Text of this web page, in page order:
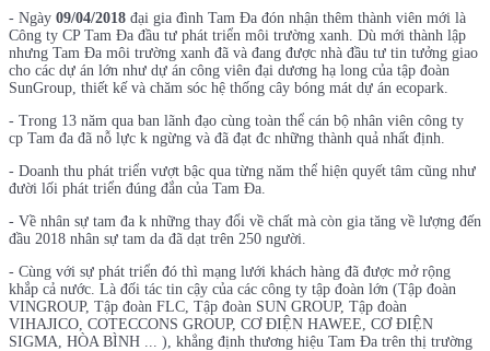
- Ngày 09/04/2018 đại gia đình Tam Đa đón nhận thêm thành viên mới là
Công ty CP Tam Đa đầu tư phát triển môi trường xanh. Dù mới thành lập
nhưng Tam Đa môi trường xanh đã và đang được nhà đầu tư tin tưởng giao
cho các dự án lớn như dự án công viên đại dương hạ long của tập đoàn
SunGroup, thiết kế và chăm sóc hệ thống cây bóng mát dự án ecopark.
- Trong 13 năm qua ban lãnh đạo cùng toàn thể cán bộ nhân viên công ty
cp Tam đa đã nỗ lực k ngừng và đã đạt đc những thành quả nhất định.
- Doanh thu phát triển vượt bậc qua từng năm thể hiện quyết tâm cũng như
đười lối phát triển đúng đắn của Tam Đa.
- Về nhân sự tam đa k những thay đổi về chất mà còn gia tăng về lượng đến
đầu 2018 nhân sự tam da đã dạt trên 250 người.
- Cùng với sự phát triển đó thì mạng lưới khách hàng đã được mở rộng
khắp cả nước. Là đối tác tin cậy của các công ty tập đoàn lớn (Tập đoàn
VINGROUP, Tập đoàn FLC, Tập đoàn SUN GROUP, Tập đoàn
VIHAJICO, COTECCONS GROUP, CƠ ĐIỆN HAWEE, CƠ ĐIỆN
SIGMA, HÒA BÌNH ... ), khẳng định thương hiệu Tam Đa trên thị trường